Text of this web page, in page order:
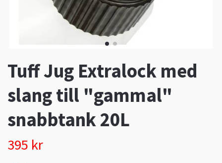
Tuff Jug Extralock med
slang till "gammal"
snabbtank 20L
395 kr